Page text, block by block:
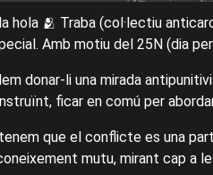
hola 🫂 Traba (col·lectiu
Amb motiu del 25N (dia
donar-li una mirada
ficar en comú per
que el conflicte es una
mutu, mirant cap a